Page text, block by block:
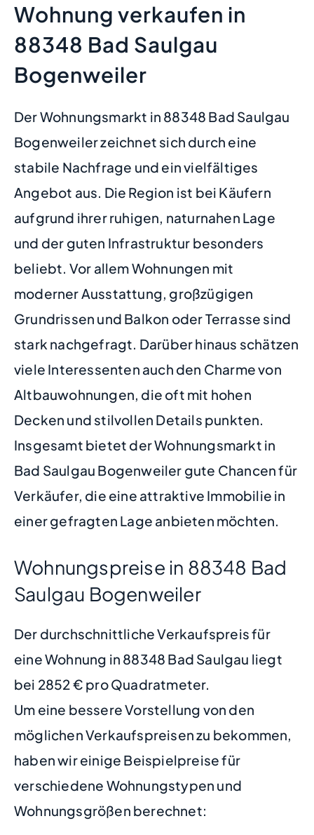
Wohnung verkaufen in
88348 Bad Saulgau
Bogenweiler
Der Wohnungsmarkt in 88348 Bad Saulgau
Bogenweiler zeichnet sich durch eine
stabile Nachfrage und ein vielfältiges
Angebot aus. Die Region ist bei Käufern
aufgrund ihrer ruhigen, naturnahen Lage
und der guten Infrastruktur besonders
beliebt. Vor allem Wohnungen mit
moderner Ausstattung, großzügigen
Grundrissen und Balkon oder Terrasse sind
stark nachgefragt. Darüber hinaus schätzen
viele Interessenten auch den Charme von
Altbauwohnungen, die oft mit hohen
Decken und stilvollen Details punkten.
Insgesamt bietet der Wohnungsmarkt in
Bad Saulgau Bogenweiler gute Chancen für
Verkäufer, die eine attraktive Immobilie in
einer gefragten Lage anbieten möchten.
Wohnungspreise in 88348 Bad
Saulgau Bogenweiler
Der durchschnittliche Verkaufspreis für
eine Wohnung in 88348 Bad Saulgau liegt
bei 2852 € pro Quadratmeter.
Um eine bessere Vorstellung von den
möglichen Verkaufspreisen zu bekommen,
haben wir einige Beispielpreise für
verschiedene Wohnungstypen und
Wohnungsgrößen berechnet: